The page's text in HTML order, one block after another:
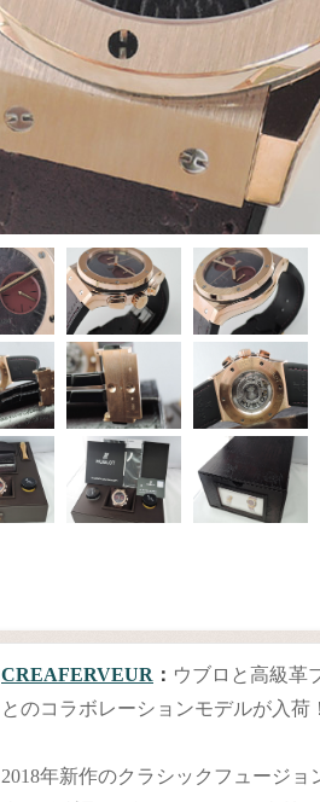
CREAFERVEUR ： ウブロと高級革
とのコラボレーションモデルが入荷
2018年新作のクラシックフュージョ